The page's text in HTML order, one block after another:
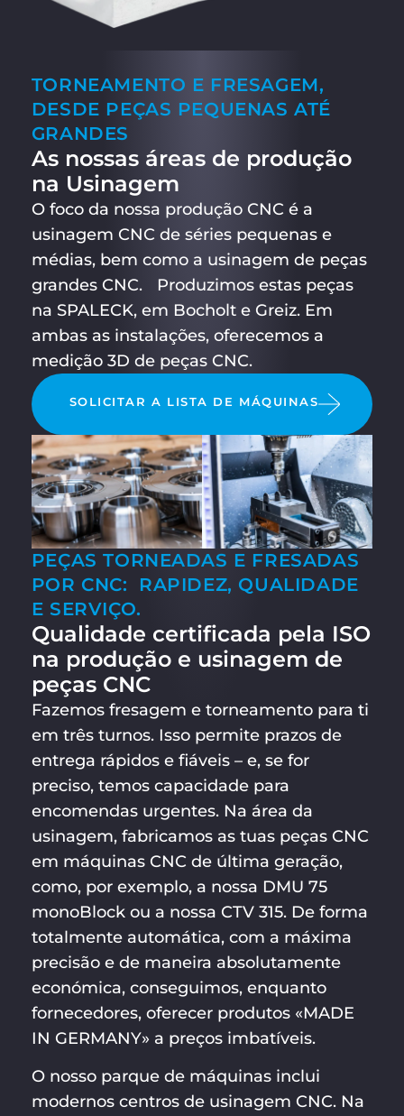
TORNEAMENTO E FRESAGEM,
DESDE PEÇAS PEQUENAS ATÉ
GRANDES
As nossas áreas de produção
na Usinagem
O foco da nossa produção CNC é a
usinagem CNC de séries pequenas e
médias, bem como a usinagem de peças
grandes CNC. Produzimos estas peças
na SPALECK, em Bocholt e Greiz. Em
ambas as instalações, oferecemos a
medição 3D de peças CNC.
SOLICITAR A LISTA DE MÁQUINAS
PEÇAS TORNEADAS E FRESADAS
POR CNC: RAPIDEZ, QUALIDADE
E SERVIÇO.
Qualidade certificada pela ISO
na produção e usinagem de
peças CNC
Fazemos fresagem e torneamento para ti
em três turnos. Isso permite prazos de
entrega rápidos e fiáveis – e, se for
preciso, temos capacidade para
encomendas urgentes. Na área da
usinagem, fabricamos as tuas peças CNC
em máquinas CNC de última geração,
como, por exemplo, a nossa DMU 75
monoBlock ou a nossa CTV 315. De forma
totalmente automática, com a máxima
precisão e de maneira absolutamente
económica, conseguimos, enquanto
fornecedores, oferecer produtos «MADE
IN GERMANY» a preços imbatíveis.
O nosso parque de máquinas inclui
modernos centros de usinagem CNC. Na